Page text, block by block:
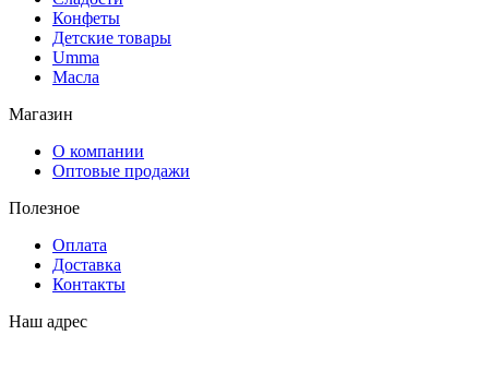
Конфеты
Детские товары
Umma
Масла
Магазин
О компании
Оптовые продажи
Полезное
Оплата
Доставка
Контакты
Наш адрес